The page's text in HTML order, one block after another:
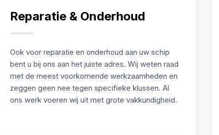
Reparatie & Onderhoud
Ook voor reparatie en onderhoud aan uw schip
bent u bij ons aan het juiste adres. Wij weten raad
met de meest voorkomende werkzaamheden en
zeggen geen nee tegen specifieke klussen. Al
ons werk voeren wij uit met grote vakkundigheid.